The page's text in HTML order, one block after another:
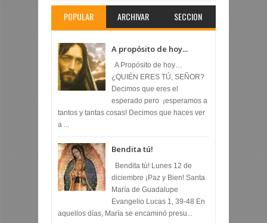
POPULAR ARCHIVAR SECCION
A propósito de hoy...
A Propósito de hoy…
¿QUIÉN ERES TÚ, SEÑOR?
Decimos que eres el
esperado pero ¡esperamos a
tantos y tantas cosas! Decimos que haces ver
a ...
Bendita tú!
Bendita tú! Lunes 12 de
diciembre ¡Paz y Bien! Santa
María de Guadalupe
Evangelio Lucas 1, 39-48 En
aquellos días, María se encaminó presu...